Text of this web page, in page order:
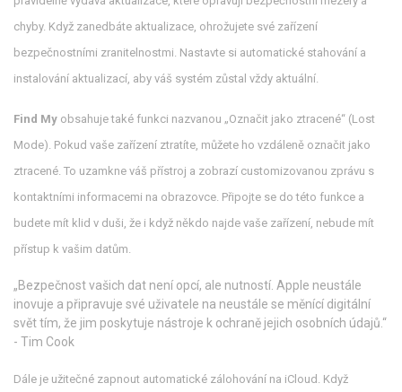
chyby. Když zanedbáte aktualizace, ohrožujete své zařízení
bezpečnostními zranitelnostmi. Nastavte si automatické stahování a
instalování aktualizací, aby váš systém zůstal vždy aktuální.
Find My obsahuje také funkci nazvanou „Označit jako ztracené“ (Lost
Mode). Pokud vaše zařízení ztratíte, můžete ho vzdáleně označit jako
ztracené. To uzamkne váš přístroj a zobrazí customizovanou zprávu s
kontaktními informacemi na obrazovce. Připojte se do této funkce a
budete mít klid v duši, že i když někdo najde vaše zařízení, nebude mít
přístup k vašim datům.
„Bezpečnost vašich dat není opcí, ale nutností. Apple neustále
inovuje a připravuje své uživatele na neustále se měnící digitální
svět tím, že jim poskytuje nástroje k ochraně jejich osobních údajů.“
- Tim Cook
Dále je užitečné zapnout automatické zálohování na iCloud. Když